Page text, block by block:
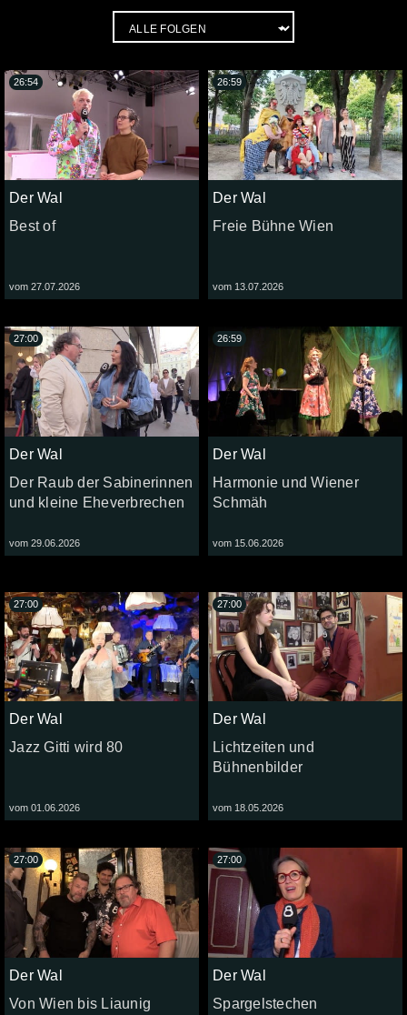
Der Wal
Best of
vom 27.07.2026
26:54
Der Wal
Freie Bühne Wien
vom 13.07.2026
26:59
Der Wal
Der Raub der Sabinerinnen
und kleine Eheverbrechen
vom 29.06.2026
27:00
Der Wal
Harmonie und Wiener
Schmäh
vom 15.06.2026
26:59
Der Wal
Jazz Gitti wird 80
vom 01.06.2026
27:00
Der Wal
Lichtzeiten und
Bühnenbilder
vom 18.05.2026
27:00
Der Wal
Von Wien bis Liaunig
27:00
Der Wal
Spargelstechen
27:00